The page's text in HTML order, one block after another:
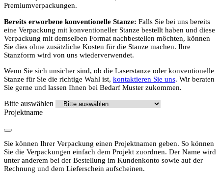
Premiumverpackungen.
Bereits erworbene konventionelle Stanze: Falls Sie bei uns bereits
eine Verpackung mit konventioneller Stanze bestellt haben und diese
Verpackung mit demselben Format nachbestellen möchten, können
Sie dies ohne zusätzliche Kosten für die Stanze machen. Ihre
Stanzform wird von uns wiederverwendet.
Wenn Sie sich unsicher sind, ob die Laserstanze oder konventionelle
Stanze für Sie die richtige Wahl ist, kontaktieren Sie uns. Wir beraten
Sie gerne und lassen Ihnen bei Bedarf Muster zukommen.
Bitte auswählen
Projektname
Sie können Ihrer Verpackung einen Projektnamen geben. So können
Sie die Verpackungen einfach dem Projekt zuordnen. Der Name wird
unter anderem bei der Bestellung im Kundenkonto sowie auf der
Rechnung und dem Lieferschein aufscheinen.